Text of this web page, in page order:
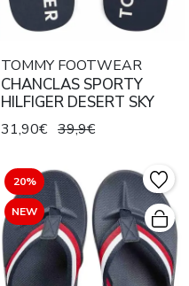
TOMMY FOOTWEAR
CHANCLAS SPORTY
HILFIGER DESERT SKY
31,90€ 39,9€
20%
NEW